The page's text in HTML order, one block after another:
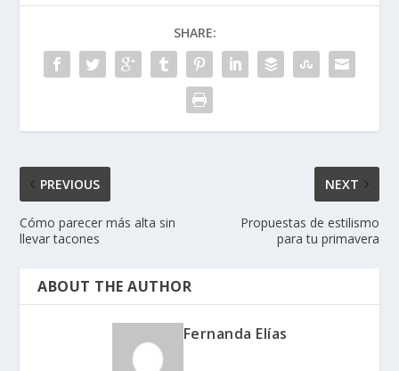
SHARE:
PREVIOUS
Cómo parecer más alta sin
llevar tacones
NEXT
Propuestas de estilismo
para tu primavera
ABOUT THE AUTHOR
Fernanda Elías